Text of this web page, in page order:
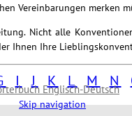
Englisch-Deutsch
Skip navigation
Vereinbarungen merken
Nicht alle
Ihnen Ihre
I J K L M N